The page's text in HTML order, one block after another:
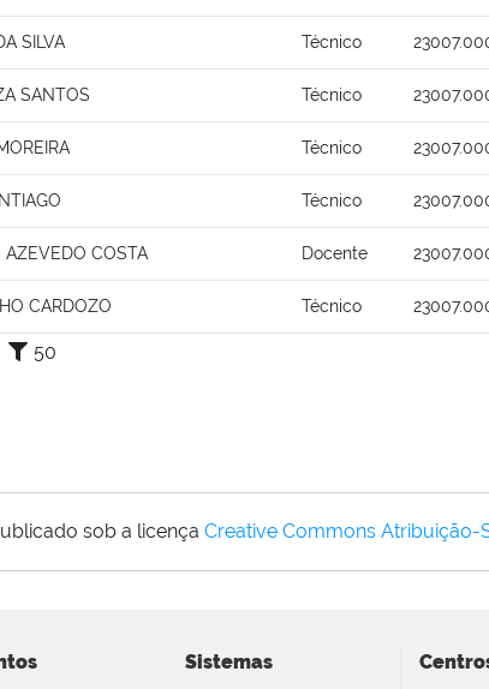
SILVA Técnico
SANTOS Técnico
Técnico
Técnico
AZEVEDO COSTA Docente
CARDOZO Técnico
50
sob a licença Creative Commons Atribuição-
Sistemas